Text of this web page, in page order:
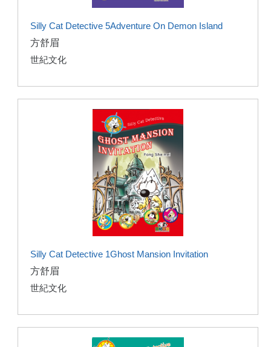
Silly Cat Detective 5Adventure On Demon Island
方舒眉
世紀文化
Silly Cat Detective 1Ghost Mansion Invitation
方舒眉
世紀文化